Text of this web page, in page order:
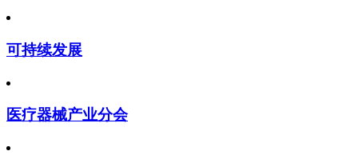
可持续发展
医疗器械产业分会